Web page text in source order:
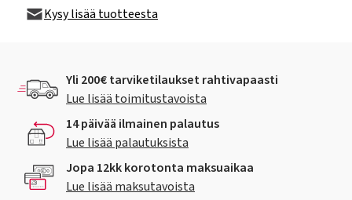
Kysy lisää tuotteesta
Yli 200€ tarviketilaukset rahtivapaasti
Lue lisää toimitustavoista
14 päivää ilmainen palautus
Lue lisää palautuksista
Jopa 12kk korotonta maksuaikaa
Lue lisää maksutavoista